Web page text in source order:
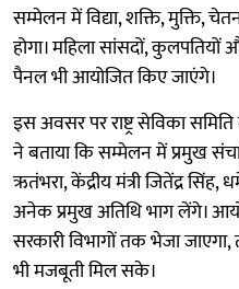
सम्मेलन में विद्या, शक्ति, मुक्ति,
होगा। महिला सांसदों,
पैनल भी आयोजित किए जाएंगे।
इस अवसर पर राष्ट्र सेविका
ने बताया कि सम्मेलन में प्रमुख
ऋतंभरा, केंद्रीय मंत्री जितेंद्र सिंह,
अनेक प्रमुख अतिथि भाग लेंगे।
सरकारी विभागों तक भेजा
भी मजबूती मिल सके।